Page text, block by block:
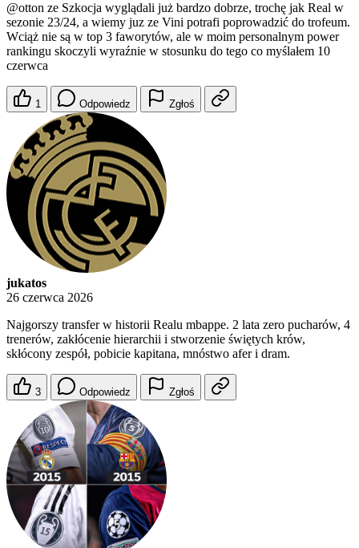
@otton ze Szkocja wyglądali już bardzo dobrze, trochę jak Real w
sezonie 23/24, a wiemy juz ze Vini potrafi poprowadzić do trofeum.
Wciąż nie są w top 3 faworytów, ale w moim personalnym power
rankingu skoczyli wyraźnie w stosunku do tego co myślałem 10
czerwca
1 Odpowiedz Zgłoś
jukatos
26 czerwca 2026
Najgorszy transfer w historii Realu mbappe. 2 lata zero pucharów, 4
trenerów, zakłócenie hierarchii i stworzenie świętych krów,
skłócony zespół, pobicie kapitana, mnóstwo afer i dram.
3 Odpowiedz Zgłoś